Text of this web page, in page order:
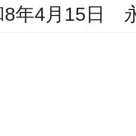
年4月15日